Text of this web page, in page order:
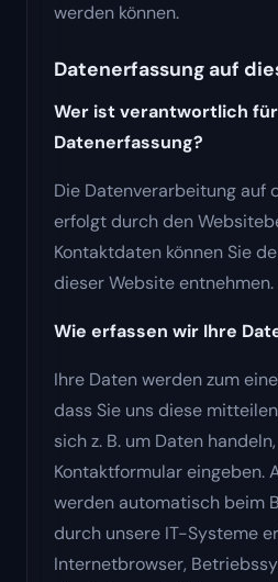
werden können.
Datenerfassung auf
Wer ist verantwortlich
Datenerfassung?
Die Datenverarbeitung auf
erfolgt durch den
Kontaktdaten können Sie
dieser Website entnehmen.
Wie erfassen wir Ihre
Ihre Daten werden zum
dass Sie uns diese
sich z. B. um Daten
Kontaktformular eingeben.
werden automatisch beim
durch unsere IT-Systeme
Internetbrowser,